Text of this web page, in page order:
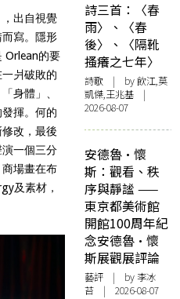
出自視覺
寫。隱形
Orlean的要
爿破敗的
身體」、
發揮。何的
改，最後
一個三分
場畫在布
及素材，
詩三首：〈春
雨〉、〈春
後〉、〈隔靴
搔癢之七年〉
詩歌 | by 飲江,莫
凱傑,王兆基 |
2026-08-07
安德魯·懷
斯：觀看、秩
序與靜謐 ——
東京都美術館
開館100周年紀
念安德魯·懷
斯展觀展評論
藝評 | by 李冰
苔 | 2026-08-07